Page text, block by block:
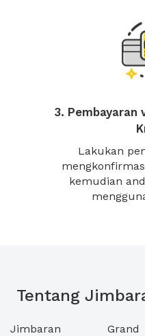
3.
Lakukan
kemudian
Tentang
Jimbaran Grand
merupakan penyedia